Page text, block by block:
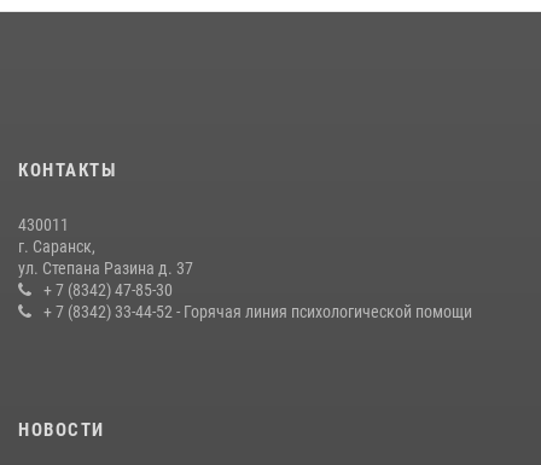
содействии сотрудников Росгвардии
Сотрудники Росгвардии обеспечили безопасность Всероссийского
конкурса профмастерства в Саранске
23 июля 2026, 11:54 4
КОНТАКТЫ
430011
г. Саранск,
ул. Степана Разина д. 37
+ 7 (8342) 47-85-30
+ 7 (8342) 33-44-52 - Горячая линия психологической помощи
НОВОСТИ